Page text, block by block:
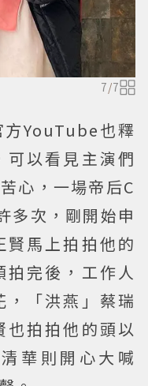
7/7
方YouTube也釋
可以看見主演們
心，一場帝后C
多次，剛開始申
馬上拍拍他的
完後，工作人
，「洪燕」蔡瑞
也拍拍他的頭以
華則開心大喊